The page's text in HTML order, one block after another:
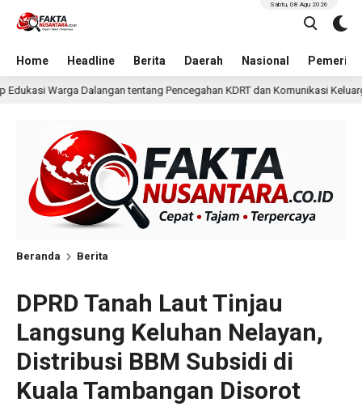
Home Headline Berita Daerah Nasional
Sabtu, 08 Agu 2026
Pencegahan KDRT dan Komunikasi Keluarga 10 jam lalu KKN
Beranda Berita
DPRD Tanah Laut Tinjau
Langsung Keluhan Nelayan,
Distribusi BBM Subsidi di
Kuala Tambangan Disorot